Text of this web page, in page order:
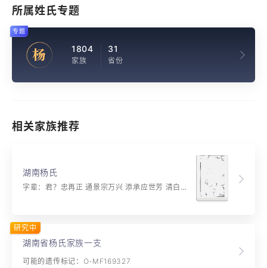
所属姓氏专题
杨 1804
家族
31
省份
专题
相关家族推荐
湖南杨氏
字辈：君？忠再正 通景宗万兴 添承应世芳 清白传家天 相期恢俊烈 济美绍英贤 贵自诗书得 富从俭约延 持身昭肃慎 立品重贞廉 纯武钦彝训 声闻远遐渲
湖南省杨氏家族一支
可能的遗传标记：O-MF169327
研究中